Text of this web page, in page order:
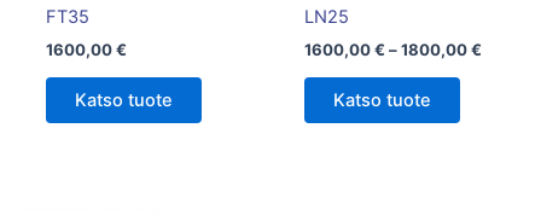
FT35
1600,00€
Katso tuote
LN25
1600,00€ – 1800,00€
Katso tuote